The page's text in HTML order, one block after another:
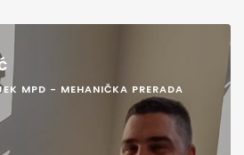
MPD - MEHANIČKA PRERADA